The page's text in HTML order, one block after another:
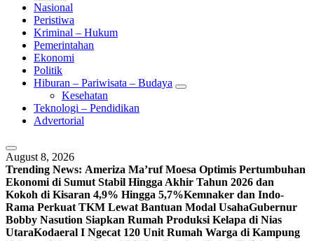
Nasional
Peristiwa
Kriminal – Hukum
Pemerintahan
Ekonomi
Politik
Hiburan – Pariwisata – Budaya
Kesehatan
Teknologi – Pendidikan
Advertorial
August 8, 2026
Trending News: Ameriza Ma’ruf Moesa‎ Optimis Pertumbuhan
Ekonomi di Sumut Stabil Hingga Akhir Tahun 2026 dan
Kokoh di Kisaran 4,9% Hingga 5,7%Kemnaker dan Indo-
Rama Perkuat TKM Lewat Bantuan Modal UsahaGubernur
Bobby Nasution Siapkan Rumah Produksi Kelapa di Nias
UtaraKodaeral I Ngecat 120 Unit Rumah Warga di Kampung